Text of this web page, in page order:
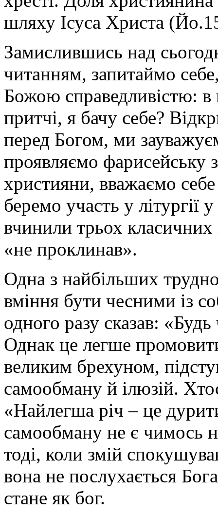
шляху Ісуса Христа
Замислившись над
читанням, запитаймо
Божою справедливістю: в
притчі, я бачу себе?
перед Богом, ми
проявляємо фарисейську
християни, вважаємо
беремо участь у літургії
вчинили трьох класичних
«не проклинав».
Одна з найбільших
вміння бути чесними із
одного разу сказав:
Однак це легше
великим брехуном,
самообману й ілюзій.
«Найлегша річ – це
самообману не є чимось
тоді, коли змій
вона не послухається
стане як бог.